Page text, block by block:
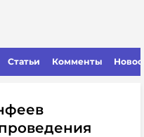
Статьи Комменты